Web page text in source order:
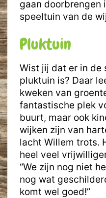
gaan doorbrengen
speeltuin van de
Pluktuin
Wist jij dat er in de
pluktuin is? Daar
kweken van
fantastische plek
buurt, maar ook
wijken zijn van
lacht Willem trots.
heel veel
“We zijn nog niet
nog wat
komt wel goed!”